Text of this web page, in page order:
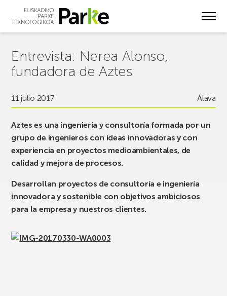
Entrevista: Nerea Alonso,
fundadora de Aztes
11 julio 2017 Álava
Aztes es una ingeniería y consultoría formada por un
grupo de ingenieros con ideas innovadoras y con
experiencia en proyectos medioambientales, de
calidad y mejora de procesos.
Desarrollan proyectos de consultoría e ingeniería
innovadora y sostenible con objetivos ambiciosos
para la empresa y nuestros clientes.